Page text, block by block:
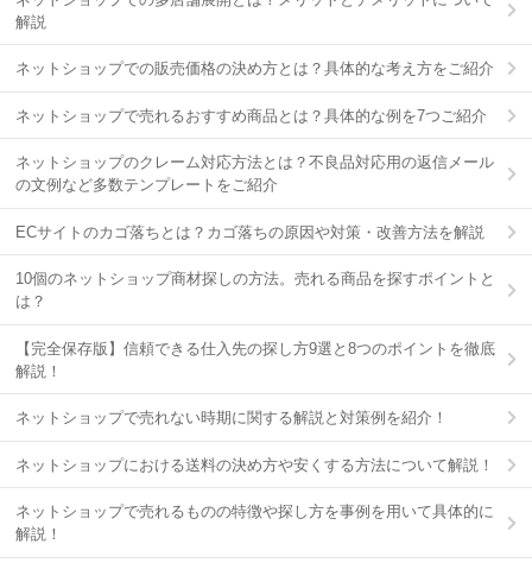
解説
ネットショップでの販売価格の決め方とは？具体的な考え方をご紹介
ネットショップで売れるおすすめ商品とは？具体的な例を7つご紹介
ネットショップのクレーム対応方法とは？不良品対応用の返信メール
の文例など多数テンプレートをご紹介
ECサイトのカゴ落ちとは？カゴ落ちの原因や対策・改善方法を解説
10個のネットショップ商材探しの方法。売れる商品を探すポイントと
は？
【完全保存版】信頼できる仕入先の探し方9選と8つのポイントを徹底
解説！
ネットショップで売れない時期に関する解説と対策例を紹介！
ネットショップにおける送料の決め方や安くする方法について解説！
ネットショップで売れるものの特徴や探し方を事例を用いて具体的に
解説！